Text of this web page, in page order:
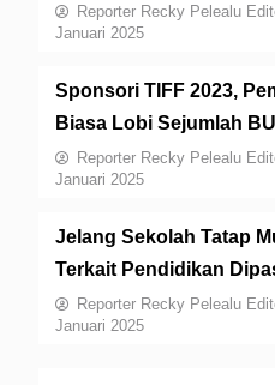
Reporter Recky Pelealu
Januari 2025
Sponsori TIFF 2023,
Biasa Lobi Sejumlah
Reporter Recky Pelealu
Januari 2025
Jelang Sekolah Tatap
Terkait Pendidikan
Reporter Recky Pelealu
Januari 2025